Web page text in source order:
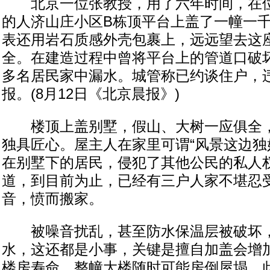
北京一位张教授，用了六年时间，在
的人济山庄小区B栋顶平台上盖了一幢一
表还用岩石质感外壳包裹上，远远望去这
全。在建造过程中曾将平台上的管道口破
多名居民家中漏水。城管称已约谈住户，
报。(8月12日《北京晨报》)
楼顶上盖别墅，假山、大树一应俱全
独具匠心。屋主人在家里可谓“风景这边
在别墅下的居民，侵犯了其他公民的私人
道，到目前为止，已经有三户人家不堪忍
音，愤而搬家。
被噪音扰乱，甚至防水保温层被破坏
水，这还都是小事，关键是擅自加盖会增